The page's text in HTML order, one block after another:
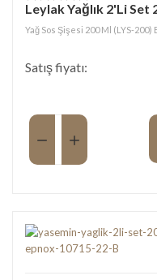
Leylak Yağlık 2'Li Set
Yağ Sos Şişesi 200 Ml (LYS-200)
Satış fiyatı:
Miktar: